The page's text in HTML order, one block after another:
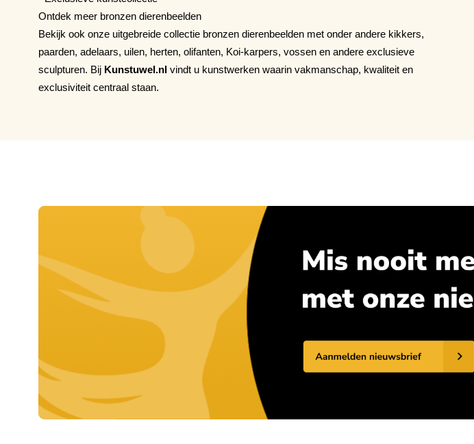
Ontdek meer bronzen dierenbeelden
Bekijk ook onze uitgebreide collectie bronzen dierenbeelden met onder andere kikkers,
paarden, adelaars, uilen, herten, olifanten, Koi-karpers, vossen en andere exclusieve
sculpturen. Bij Kunstuwel.nl vindt u kunstwerken waarin vakmanschap, kwaliteit en
exclusiviteit centraal staan.